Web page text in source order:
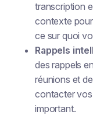
transcription
contexte
ce sur quoi
Rappels
des rappels
réunions et
contacter
important.